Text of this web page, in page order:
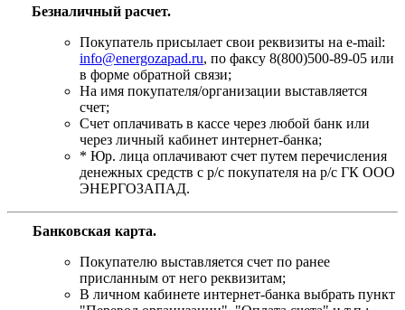
Безналичный расчет.
Покупатель присылает свои реквизиты на e-mail:
info@energozapad.ru, по факсу 8(800)500-89-05 или
в форме обратной связи;
На имя покупателя/организации выставляется
счет;
Счет оплачивать в кассе через любой банк или
через личный кабинет интернет-банка;
* Юр. лица оплачивают счет путем перечисления
денежных средств с р/с покупателя на р/с ГК ООО
ЭНЕРГОЗАПАД.
Банковская карта.
Покупателю выставляется счет по ранее
присланным от него реквизитам;
В личном кабинете интернет-банка выбрать пункт